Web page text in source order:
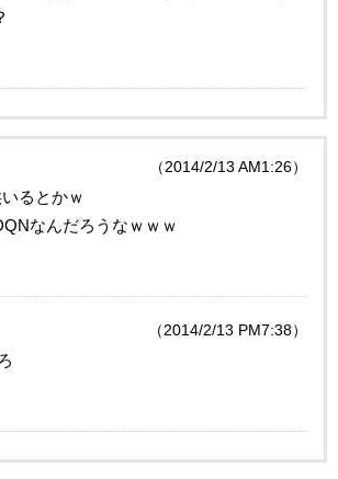
（2014/2/13 AM1:26）
るとかｗ
なんだろうなｗｗｗ
（2014/2/13 PM7:38）